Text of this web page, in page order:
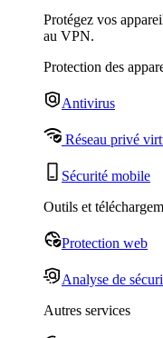
Protégez vos
au VPN.
Protection des
Antivirus
Réseau privé
Sécurité mobile
Outils et
Protection web
Analyse de
Autres services